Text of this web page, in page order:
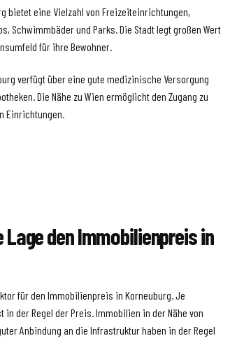
bietet eine Vielzahl von Freizeiteinrichtungen,
Schwimmbäder und Parks. Die Stadt legt großen Wert
für ihre Bewohner.
verfügt über eine gute medizinische Versorgung
Die Nähe zu Wien ermöglicht den Zugang zu
Einrichtungen.
den Immobilienpreis in
für den Immobilienpreis in Korneuburg. Je
der Regel der Preis. Immobilien in der Nähe von
Anbindung an die Infrastruktur haben in der Regel